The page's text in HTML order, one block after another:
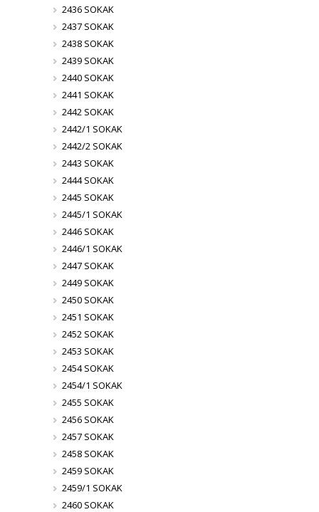
2436 SOKAK
2437 SOKAK
2438 SOKAK
2439 SOKAK
2440 SOKAK
2441 SOKAK
2442 SOKAK
2442/1 SOKAK
2442/2 SOKAK
2443 SOKAK
2444 SOKAK
2445 SOKAK
2445/1 SOKAK
2446 SOKAK
2446/1 SOKAK
2447 SOKAK
2449 SOKAK
2450 SOKAK
2451 SOKAK
2452 SOKAK
2453 SOKAK
2454 SOKAK
2454/1 SOKAK
2455 SOKAK
2456 SOKAK
2457 SOKAK
2458 SOKAK
2459 SOKAK
2459/1 SOKAK
2460 SOKAK